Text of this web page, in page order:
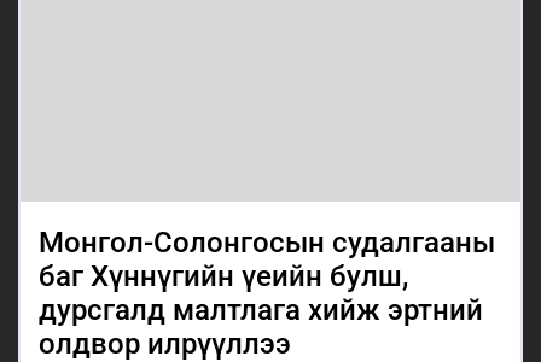
Монгол-Солонгосын судалгааны
баг Хүннүгийн үеийн булш,
дурсгалд малтлага хийж эртний
олдвор илрүүллээ